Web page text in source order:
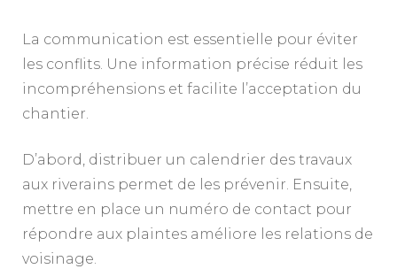
La communication est essentielle pour éviter
les conflits. Une information précise réduit les
incompréhensions et facilite l’acceptation du
chantier.
D’abord, distribuer un calendrier des travaux
aux riverains permet de les prévenir. Ensuite,
mettre en place un numéro de contact pour
répondre aux plaintes améliore les relations de
voisinage.